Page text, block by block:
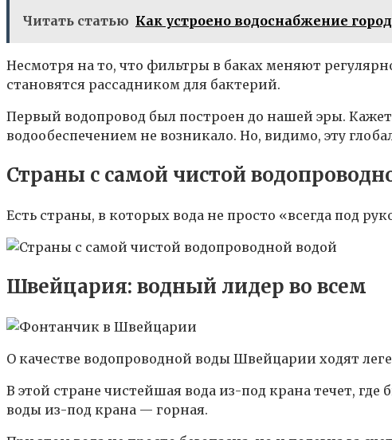
Читать статью Как устроено водоснабжение
Несмотря на то, что фильтры в баках меняют
становятся рассадником для бактерий.
Первый водопровод был построен до нашей эры.
водообеспечением не возникало. Но, видимо, эту
Страны с самой чистой
Есть страны, в которых вода не просто «всегда под
Швейцария: водный лидер во всем
О качестве водопроводной воды Швейцарии ходят
В этой стране чистейшая вода из-под крана течет,
воды из-под крана — горная.